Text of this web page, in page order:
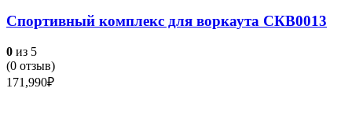
Спортивный комплекс для воркаута СКВ0013
0 из 5
(0 отзыв)
171,990₽